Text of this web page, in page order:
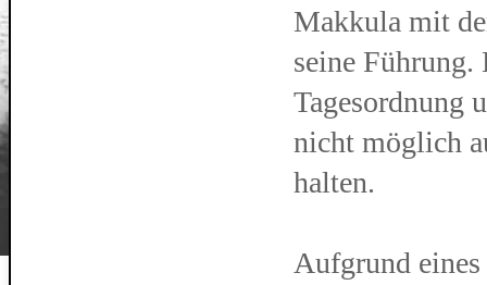
Makkula mit
seine Führung.
Tagesordnung
nicht möglich
halten.
Aufgrund